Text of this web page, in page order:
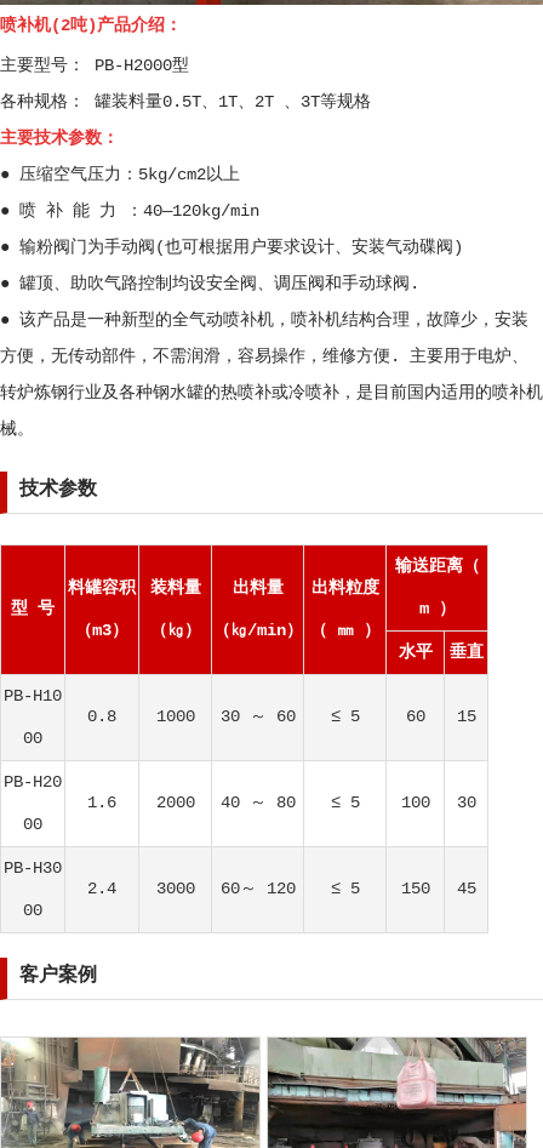
喷补机(2吨)产品介绍：
主要型号： PB-H2000型
各种规格： 罐装料量0.5T、1T、2T 、3T等规格
主要技术参数：
● 压缩空气压力：5kg/cm2以上
● 喷 补 能 力 ：40—120kg/min
● 输粉阀门为手动阀(也可根据用户要求设计、安装气动碟阀)
● 罐顶、助吹气路控制均设安全阀、调压阀和手动球阀.
● 该产品是一种新型的全气动喷补机，喷补机结构合理，故障少，安装
方便，无传动部件，不需润滑，容易操作，维修方便. 主要用于电炉、
转炉炼钢行业及各种钢水罐的热喷补或冷喷补，是目前国内适用的喷补机
械。
技术参数
型 号
料罐容积
（m3）
装料量
（㎏）
出料量
（㎏/min）
出料粒度
（ ㎜ ）
输送距离（
m ）
水平 垂直
PB-H10
00
0.8 1000 30 ～ 60 ≤ 5 60 15
PB-H20
00
1.6 2000 40 ～ 80 ≤ 5 100 30
PB-H30
00
2.4 3000 60～ 120 ≤ 5 150 45
客户案例